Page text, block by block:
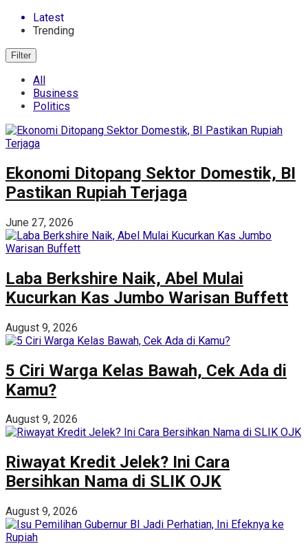
Latest
Trending
Filter
All
Business
Politics
Ekonomi Ditopang Sektor Domestik, BI
Pastikan Rupiah Terjaga
June 27, 2026
Laba Berkshire Naik, Abel Mulai
Kucurkan Kas Jumbo Warisan Buffett
August 9, 2026
5 Ciri Warga Kelas Bawah, Cek Ada di
Kamu?
August 9, 2026
Riwayat Kredit Jelek? Ini Cara
Bersihkan Nama di SLIK OJK
August 9, 2026